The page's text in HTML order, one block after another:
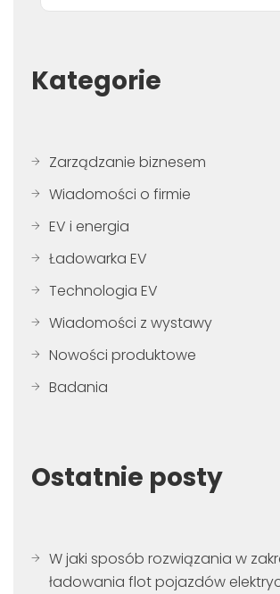
Kategorie
Zarządzanie biznesem
Wiadomości o firmie
EV i energia
Ładowarka EV
Technologia EV
Wiadomości z wystawy
Nowości produktowe
Badania
Ostatnie posty
W jaki sposób rozwiązania w
ładowania flot pojazdów